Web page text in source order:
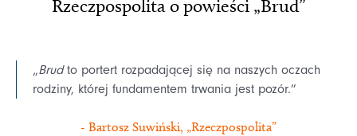
Rzeczpospolita o powieści „Brud”
„Brudto portert rozpadającej się na naszych oczach
rodziny, której fundamentem trwania jest pozór.”
- Bartosz Suwiński, „Rzeczpospolita”